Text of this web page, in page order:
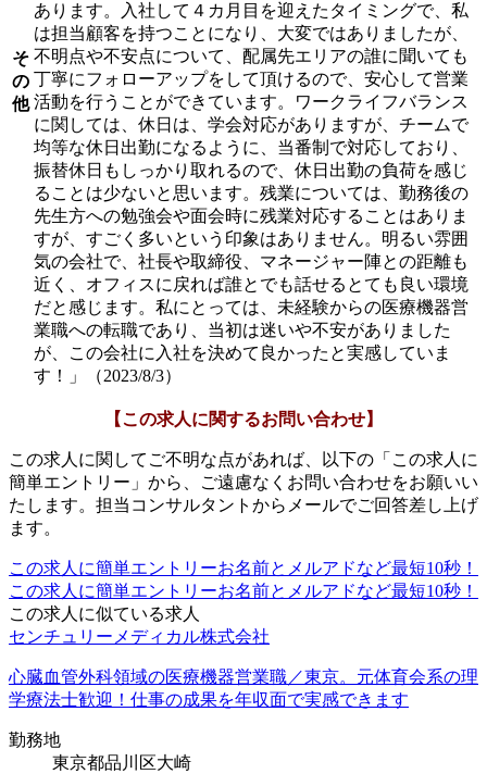
そ
の
他
あります。入社して４カ月目を迎えたタイミングで、私
は担当顧客を持つことになり、大変ではありましたが、
不明点や不安点について、配属先エリアの誰に聞いても
丁寧にフォローアップをして頂けるので、安心して営業
活動を行うことができています。ワークライフバランス
に関しては、休日は、学会対応がありますが、チームで
均等な休日出勤になるように、当番制で対応しており、
振替休日もしっかり取れるので、休日出勤の負荷を感じ
ることは少ないと思います。残業については、勤務後の
先生方への勉強会や面会時に残業対応することはありま
すが、すごく多いという印象はありません。明るい雰囲
気の会社で、社長や取締役、マネージャー陣との距離も
近く、オフィスに戻れば誰とでも話せるとても良い環境
だと感じます。私にとっては、未経験からの医療機器営
業職への転職であり、当初は迷いや不安がありました
が、この会社に入社を決めて良かったと実感していま
す！」（2023/8/3）
【この求人に関するお問い合わせ】
この求人に関してご不明な点があれば、以下の「この求人に
簡単エントリー」から、ご遠慮なくお問い合わせをお願いい
たします。担当コンサルタントからメールでご回答差し上げ
ます。
この求人に簡単エントリーお名前とメルアドなど最短10秒！
この求人に簡単エントリーお名前とメルアドなど最短10秒！
この求人に似ている求人
センチュリーメディカル株式会社
心臓血管外科領域の医療機器営業職／東京。元体育会系の理
学療法士歓迎！仕事の成果を年収面で実感できます
勤務地
東京都品川区大崎